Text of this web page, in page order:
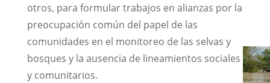
otros, para formular trabajos en alianzas por la
preocupación común del papel de las
comunidades en el monitoreo de las selvas y
bosques y la ausencia de lineamientos sociales
y comunitarios.